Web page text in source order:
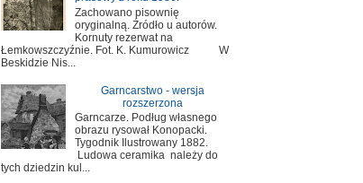
Zachowano pisownię
oryginalną. Źródło u autorów.
Kornuty rezerwat na
Łemkowszczyźnie. Fot. K. Kumurowicz W
Beskidzie Nis...
Garncarstwo - wersja
rozszerzona
Garncarze. Podług własnego
obrazu rysował Konopacki.
Tygodnik Ilustrowany 1882.
Ludowa ceramika należy do
tych dziedzin kul...